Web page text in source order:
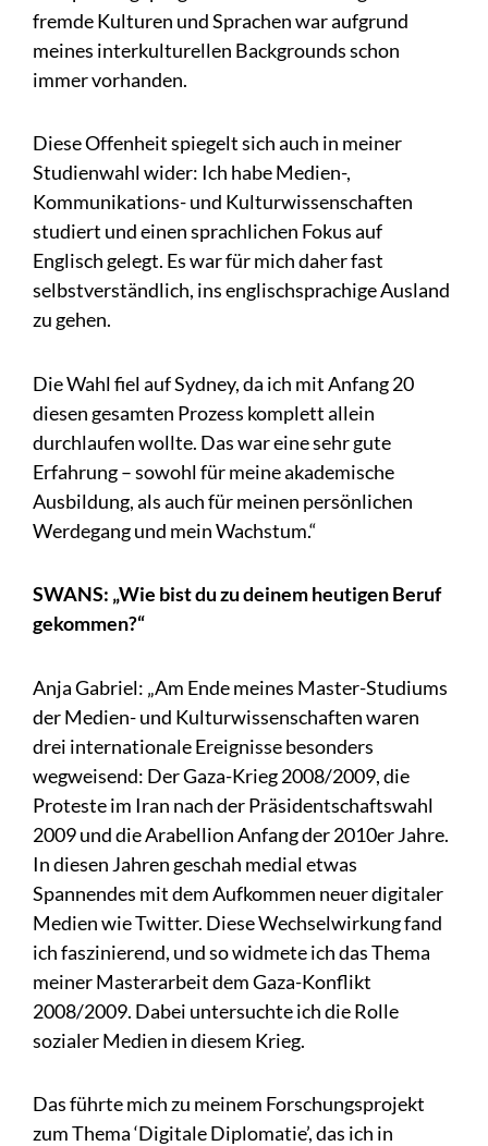
fremde Kulturen und Sprachen war aufgrund
meines interkulturellen Backgrounds schon
immer vorhanden.
Diese Offenheit spiegelt sich auch in meiner
Studienwahl wider: Ich habe Medien-,
Kommunikations- und Kulturwissenschaften
studiert und einen sprachlichen Fokus auf
Englisch gelegt. Es war für mich daher fast
selbstverständlich, ins englischsprachige Ausland
zu gehen.
Die Wahl fiel auf Sydney, da ich mit Anfang 20
diesen gesamten Prozess komplett allein
durchlaufen wollte. Das war eine sehr gute
Erfahrung – sowohl für meine akademische
Ausbildung, als auch für meinen persönlichen
Werdegang und mein Wachstum.“
SWANS: „Wie bist du zu deinem heutigen Beruf
gekommen?“
Anja Gabriel: „Am Ende meines Master-Studiums
der Medien- und Kulturwissenschaften waren
drei internationale Ereignisse besonders
wegweisend: Der Gaza-Krieg 2008/2009, die
Proteste im Iran nach der Präsidentschaftswahl
2009 und die Arabellion Anfang der 2010er Jahre.
In diesen Jahren geschah medial etwas
Spannendes mit dem Aufkommen neuer digitaler
Medien wie Twitter. Diese Wechselwirkung fand
ich faszinierend, und so widmete ich das Thema
meiner Masterarbeit dem Gaza-Konflikt
2008/2009. Dabei untersuchte ich die Rolle
sozialer Medien in diesem Krieg.
Das führte mich zu meinem Forschungsprojekt
zum Thema ‘Digitale Diplomatie’, das ich in